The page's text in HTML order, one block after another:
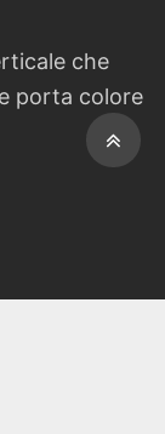
che
porta colore